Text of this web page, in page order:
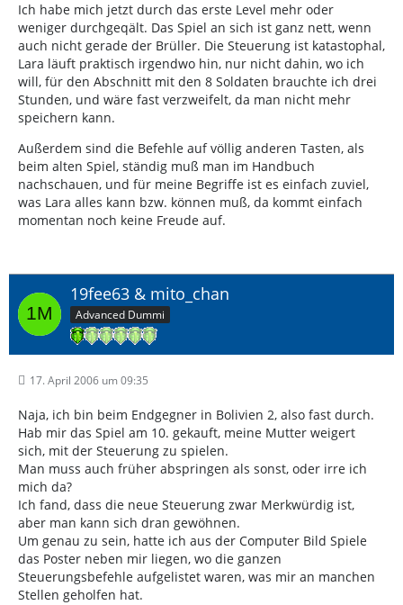
Ich habe mich jetzt durch das erste Level mehr oder
weniger durchgeqält. Das Spiel an sich ist ganz nett, wenn
auch nicht gerade der Brüller. Die Steuerung ist katastophal,
Lara läuft praktisch irgendwo hin, nur nicht dahin, wo ich
will, für den Abschnitt mit den 8 Soldaten brauchte ich drei
Stunden, und wäre fast verzweifelt, da man nicht mehr
speichern kann.
Außerdem sind die Befehle auf völlig anderen Tasten, als
beim alten Spiel, ständig muß man im Handbuch
nachschauen, und für meine Begriffe ist es einfach zuviel,
was Lara alles kann bzw. können muß, da kommt einfach
momentan noch keine Freude auf.
19fee63 & mito_chan
Advanced Dummi
17. April 2006 um 09:35
Naja, ich bin beim Endgegner in Bolivien 2, also fast durch.
Hab mir das Spiel am 10. gekauft, meine Mutter weigert
sich, mit der Steuerung zu spielen.
Man muss auch früher abspringen als sonst, oder irre ich
mich da?
Ich fand, dass die neue Steuerung zwar Merkwürdig ist,
aber man kann sich dran gewöhnen.
Um genau zu sein, hatte ich aus der Computer Bild Spiele
das Poster neben mir liegen, wo die ganzen
Steuerungsbefehle aufgelistet waren, was mir an manchen
Stellen geholfen hat.